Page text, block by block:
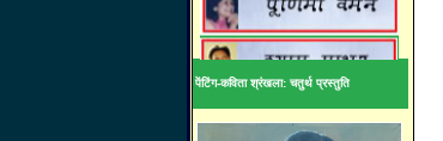
पेंटिंग-कविता श्रंखला: चतुर्थ प्रस्तुति